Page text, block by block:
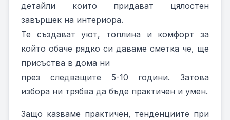
детайли които придават цялостен
завършек на интериора.
Те създават уют, топлина и комфорт за
който обаче рядко си даваме сметка че, ще
присъства в дома ни
през следващите 5-10 години. Затова
избора ни трябва да бъде практичен и умен.
Защо казваме практичен, тенденциите при